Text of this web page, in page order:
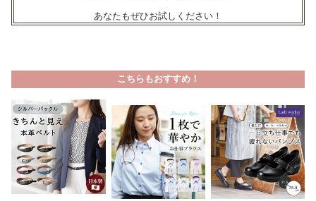
あなたもぜひお試しください！
こちらもおすすめ！